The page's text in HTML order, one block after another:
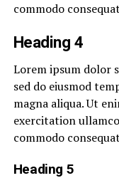
commodo
Heading 4
Lorem ipsum dolor
sed do eiusmod
magna aliqua. Ut
exercitation
commodo
Heading 5